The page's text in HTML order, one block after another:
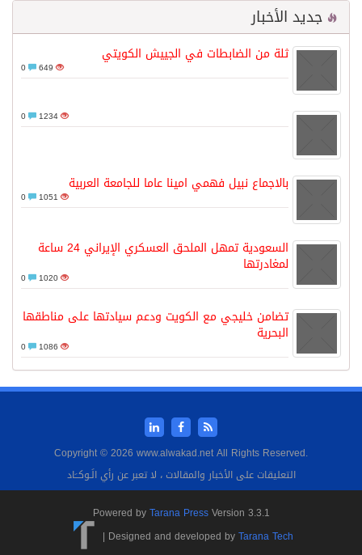
جديد الأخبار
ثلة من الضابطات في الجييش الكويتي
649
1234
بالاجماع نبيل فهمي امينا عاما للجامعة العربية
1051
السعودية تمهل الملحق العسكري الإيراني 24 ساعة
لمغادرتها
1020
تضامن خليجي مع الكويت ودعم سيادتها على مناطقها
البحرية
1086
Copyright © 2026 www.alwakad.net All Rights Reserved.
التعليقات على الأخبار والمقالات ، لا تعبر عن رأي الَـوكــَاد
Powered byTarana PressVersion 3.3.1
Designed and developed byTarana Tech
|